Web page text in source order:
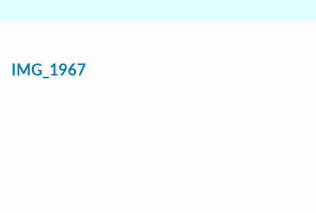
IMG_1967